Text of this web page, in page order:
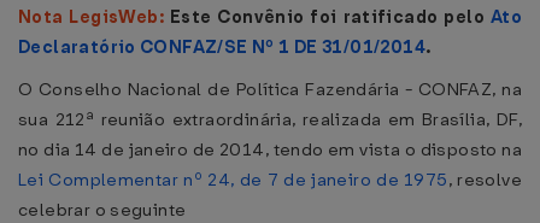
Nota LegisWeb: Este Convênio foi ratificado pelo Ato
Declaratório CONFAZ/SE Nº 1 DE 31/01/2014.
O Conselho Nacional de Política Fazendária - CONFAZ, na
sua 212ª reunião extraordinária, realizada em Brasília, DF,
no dia 14 de janeiro de 2014, tendo em vista o disposto na
Lei Complementar nº 24, de 7 de janeiro de 1975, resolve
celebrar o seguinte